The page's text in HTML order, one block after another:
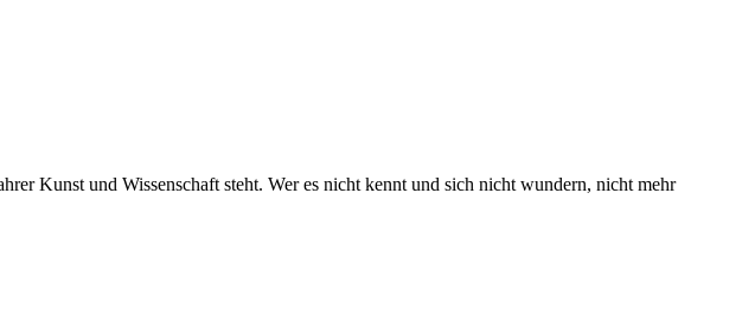
Kunst und Wissenschaft steht. Wer es nicht kennt und sich nicht wundern, nicht mehr